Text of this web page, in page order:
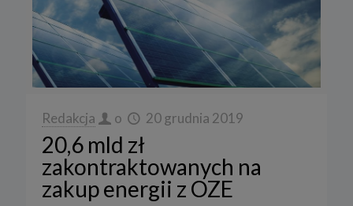
Redakcja o 20 grudnia 2019
20,6 mld zł
zakontraktowanych na
zakup energii z OZE